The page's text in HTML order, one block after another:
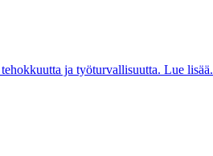
ja työturvallisuutta. Lue lisää.